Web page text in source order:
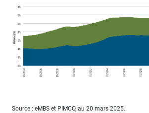
Source : eMBS et PIMCO, au 20 mars 2025.